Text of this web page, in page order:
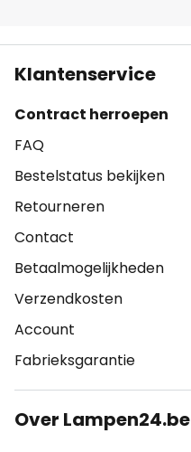
Klantenservice
Contract herroepen
FAQ
Bestelstatus bekijken
Retourneren
Contact
Betaalmogelijkheden
Verzendkosten
Account
Fabrieksgarantie
Over Lampen24.be